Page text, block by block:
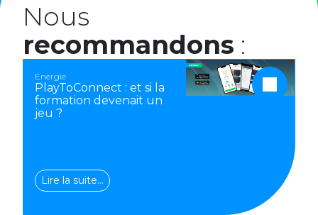
Nous
recommandons :
Energie
PlayToConnect : et si la
formation devenait un
jeu ?
Lire la suite…